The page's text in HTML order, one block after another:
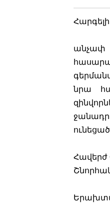
անչափ
նրա
Հավերժ